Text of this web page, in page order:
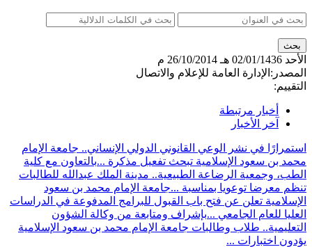
الأحد 02/01/1436 هـ
26/10/2014 م
المصدر: الإدارة العامة للإعلام والاتصال
التقييم:
أخبار مرتبطة
آخر الأخبار
استمرارًا في نشر الوعي القانوني الدولي الإنساني.. جامعة الإمام
محمد بن سعود الإسلامية تبحث تفعيل مذكرة ...بالتعاون مع كلية
الطب، وجمعية الرضاعة الطبيعية.. مدينة الملك عبدالله للطالبات
تنظم معرضا توعويا بمناسبة ...جامعة الإمام محمد بن سعود
الإسلامية تعلن عن فتح باب القبول للبرامج المدفوعة في الدراسات
العليا للعام الجامعي ...بإشراف ومتابعة من وكالة الشؤون
التعليمية.. طلاب وطالبات جامعة الإمام محمد بن سعود الإسلامية
يؤدون اختبارات ...